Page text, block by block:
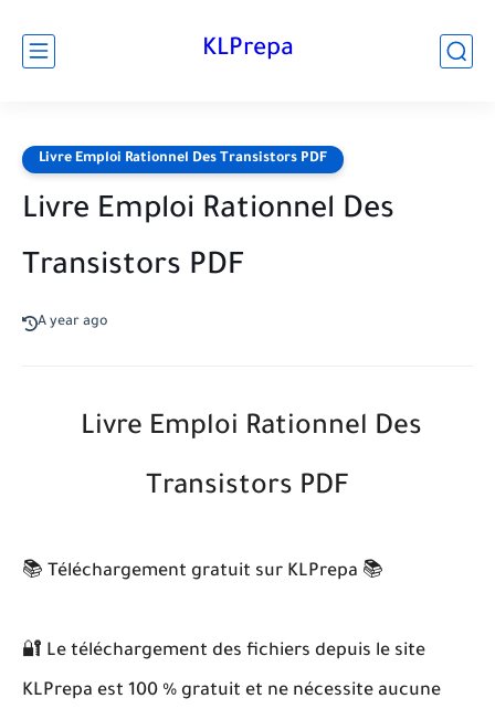
KLPrepa
Livre Emploi Rationnel Des Transistors PDF
Livre Emploi Rationnel Des
Transistors PDF
A year ago
Livre Emploi Rationnel Des
Transistors PDF
📚 Téléchargement gratuit sur KLPrepa 📚
🔐 Le téléchargement des fichiers depuis le site
KLPrepa est 100 % gratuit et ne nécessite aucune